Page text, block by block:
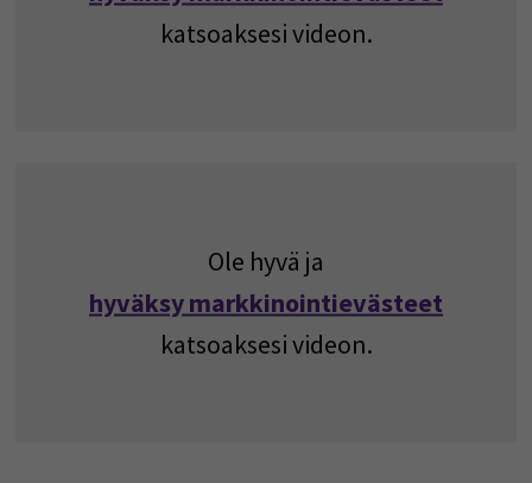
katsoaksesi videon.
Ole hyvä ja
hyväksy markkinointievästeet
katsoaksesi videon.